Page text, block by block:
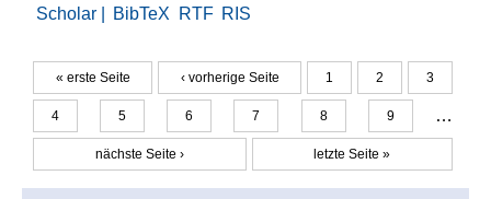
Scholar |
BibTeX RTF RIS
Seiten
« erste Seite ‹ vorherige Seite 1 2 3
4 5 6 7 8 9 …
nächste Seite › letzte Seite »